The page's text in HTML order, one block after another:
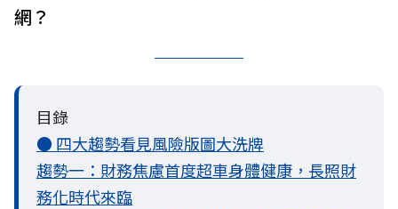
網？
目錄
● 四大趨勢看見風險版圖大洗牌
趨勢一：財務焦慮首度超車身體健康，長照財
務化時代來臨